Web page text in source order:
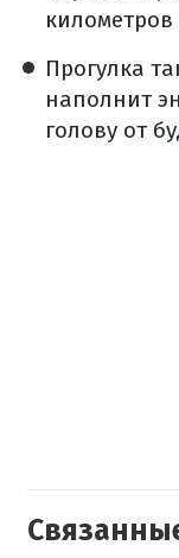
Прогулка
наполнит
голову от